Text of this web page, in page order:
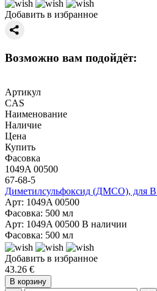
Добавить в избранное
Возможно вам подойдёт:
Артикул
CAS
Наименование
Наличие
Цена
Купить
Фасовка
1049A 00500
67-68-5
Диметилсульфоксид (ДМСО), для
Арт: 1049A 00500
Фасовка: 500 мл
Арт: 1049A 00500 В наличии
Фасовка: 500 мл
Добавить в избранное
43.26 €
В корзину